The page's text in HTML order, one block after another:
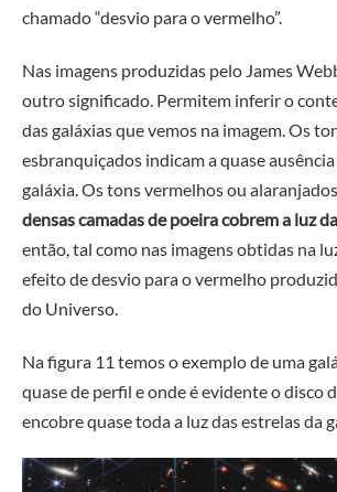
chamado “desvio para o vermelho”.
Nas imagens produzidas pelo James
outro significado. Permitem inferir o
das galáxias que vemos na imagem. Os
esbranquiçados indicam a quase
galáxia. Os tons vermelhos ou
densas camadas de poeira cobrem a luz
então, tal como nas imagens obtidas na
efeito de desvio para o vermelho
do Universo.
Na figura 11 temos o exemplo de uma
quase de perfil e onde é evidente o disco
encobre quase toda a luz das estrelas da